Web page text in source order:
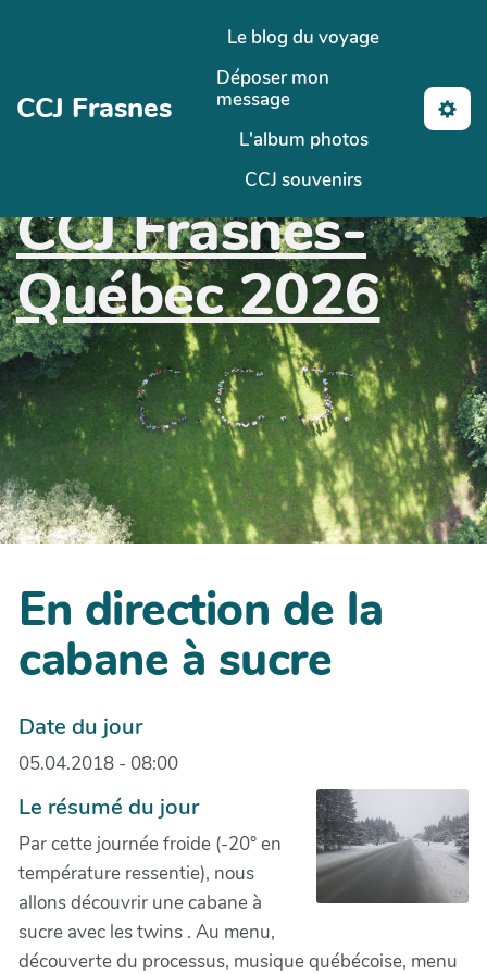
Aller au contenu principal
CCJ Frasnes
Le blog du voyage
Déposer mon
message
L'album photos
CCJ souvenirs
CCJ Frasnes-
Québec 2026
En direction de la
cabane à sucre
Date du jour
05.04.2018 - 08:00
Le résumé du jour
Par cette journée froide (-20° en
température ressentie), nous
allons découvrir une cabane à
sucre avec les twins . Au menu,
découverte du processus, musique québécoise, menu